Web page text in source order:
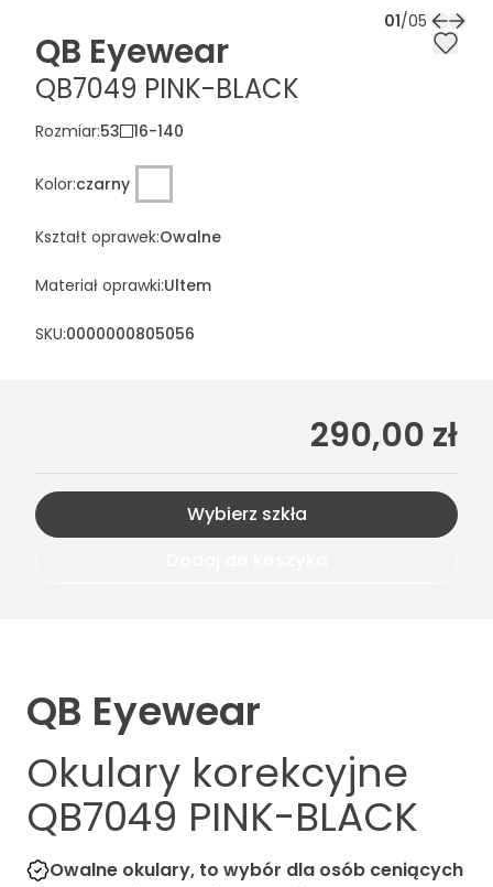
01/05
QB Eyewear
QB7049 PINK-BLACK
Rozmiar:53 16-140
Kolor:czarny
Kształt oprawek:Owalne
Materiał oprawki:Ultem
SKU:0000000805056
290,00 zł
Wybierz szkła
QB Eyewear
Okulary korekcyjne
QB7049 PINK-BLACK
Owalne okulary, to wybór dla osób ceniących